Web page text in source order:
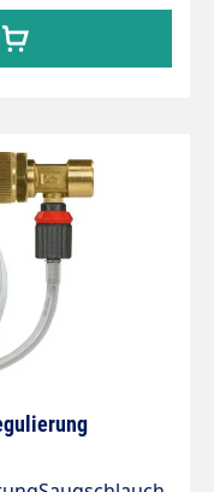
1 kgInhalt des
: Mit
8